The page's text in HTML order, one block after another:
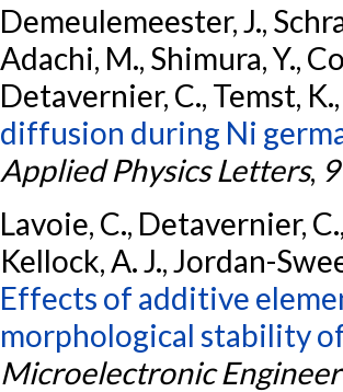
Demeulemeester, J.,
Adachi, M., Shimura, Y.,
Detavernier, C., Temst,
diffusion during Ni
Applied Physics Letters,
Lavoie, C., Detavernier,
Kellock, A. J., Jordan-
Effects of additive
morphological stability
Microelectronic